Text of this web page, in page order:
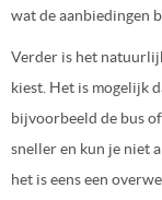
wat de aanbiedingen
Verder is het
kiest. Het is mogelijk
bijvoorbeeld de bus
sneller en kun je niet
het is eens een